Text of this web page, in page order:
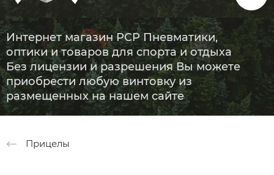
Интернет магазин PCP Пневматики,
оптики и товаров для спорта и отдыха
Без лицензии и разрешения Вы можете
приобрести любую винтовку из
размещенных на нашем сайте
Прицелы